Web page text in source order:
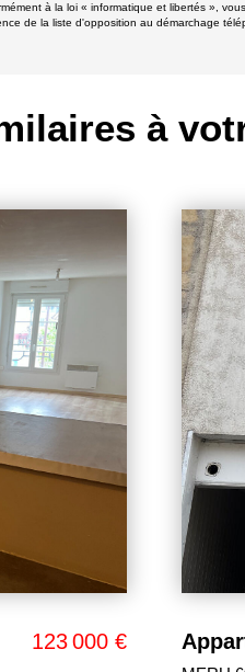
à la loi « informatique et libertés »,
de la liste d'opposition au démarchage
à
79 000 €